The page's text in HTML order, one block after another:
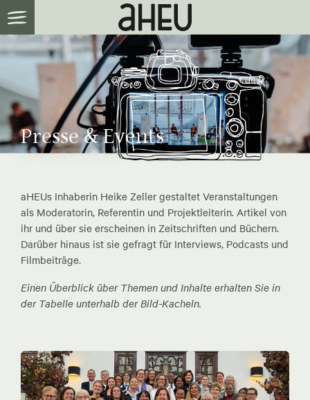
Presse & Events
aHEUs Inhaberin Heike Zeller gestaltet Veranstaltungen
als Moderatorin, Referentin und Projektleiterin. Artikel von
ihr und über sie erscheinen in Zeitschriften und Büchern.
Darüber hinaus ist sie gefragt für Interviews, Podcasts und
Filmbeiträge.
Einen Überblick über Themen und Inhalte erhalten Sie in
der Tabelle unterhalb der Bild-Kacheln.